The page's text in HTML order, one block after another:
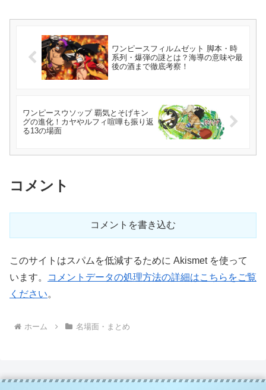
ワンピースフィルムゼット 脚本・時
系列・爆弾の謎とは？海導の意味や最
後の酒まで徹底考察！
ワンピースウソップ 覇気とそげキン
グの進化！カヤやルフィ喧嘩も振り返
る13の場面
コメント
コメントを書き込む
このサイトはスパムを低減するために Akismet を使って
います。
コメントデータの処理方法の詳細はこちらをご覧
ください。
ホーム 名場面・まとめ